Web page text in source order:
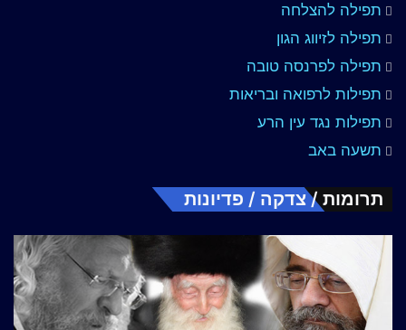
תפילה להצלחה
תפילה לזיווג הגון
תפילה לפרנסה טובה
תפילות לרפואה ובריאות
תפילות נגד עין הרע
תשעה באב
תרומות / צדקה / פדיונות